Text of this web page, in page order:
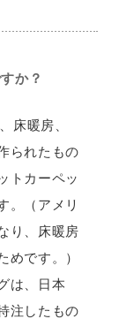
か？
床暖房、
られたもの
トカーペッ
。（アメリ
り、床暖房
めです。）
は、日本
注したもの